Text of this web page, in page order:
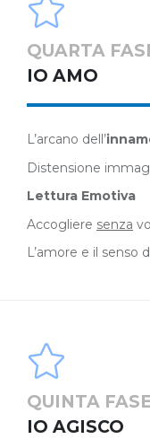
QUARTA
IO AMO
L’arcano dell’
Distensione
Lettura Emotiva
Accogliere senza
L’amore e il senso
QUINTA
IO AGISCO